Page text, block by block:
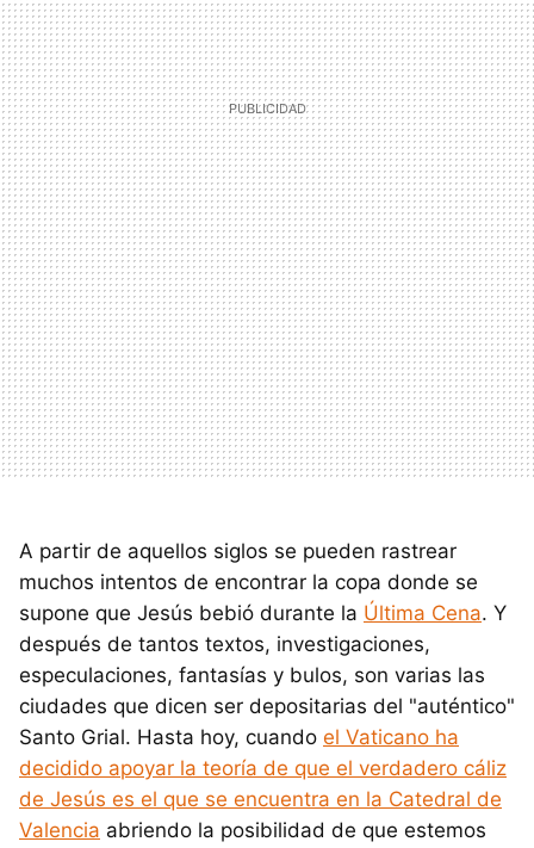
A partir de aquellos siglos se pueden rastrear
muchos intentos de encontrar la copa donde se
supone que Jesús bebió durante la Última Cena. Y
después de tantos textos, investigaciones,
especulaciones, fantasías y bulos, son varias las
ciudades que dicen ser depositarias del "auténtico"
Santo Grial. Hasta hoy, cuando el Vaticano ha
decidido apoyar la teoría de que el verdadero cáliz
de Jesús es el que se encuentra en la Catedral de
Valencia abriendo la posibilidad de que estemos